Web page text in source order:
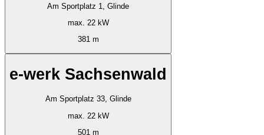
Am Sportplatz 1, Glinde
max. 22 kW
381 m
e-werk Sachsenwald
Am Sportplatz 33, Glinde
max. 22 kW
501 m